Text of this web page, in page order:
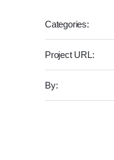
Categories:
Project URL:
By: